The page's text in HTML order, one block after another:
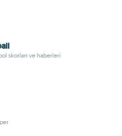
skorları ve haberleri